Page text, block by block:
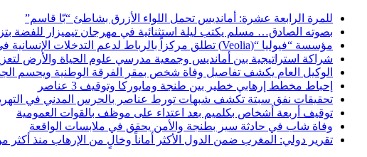
للمرة الرابعة عشرة: أمانديس تحمل اللواء الأزرق بشاطئ “بّا قاسم”
بصوته الصادق… مسلم يكتب ليلة استثنائية في مهرجان تيميزار للفضة
مؤسسة “فيوليا “(Veolia) تطلق مركزاً بالرباط لدعم التدخلات الإنسانية في إفريقيا والشرق الأدنى والشرق الأوسط
شراكة استراتيجية بين أمانديس وجمعية مدرسي علوم الحياة والأرض
الوكيل العام يكشف تفاصيل وفاة شخص بمقر الفرقة الوطنية ويحسم
إحباط مخطط إرهابي خطير بين طنجة ومايوركا وتوقيف 3 عناصر
تحقيقات نفق سبتة تكشف شبهات تورط عناصر بالحرس المدني في
توقيف أربعة أشخاص بكلميم بعد اعتداء على موظف بالقوات العمومية
وفاة شاب في حادثة سير بطنجة والأمن يحقق في ملابسات الواقعة
تقرير دولي: المغرب ضمن الدول الأكثر أماناً وخالٍ من الإرهاب منذ أكثر من 15